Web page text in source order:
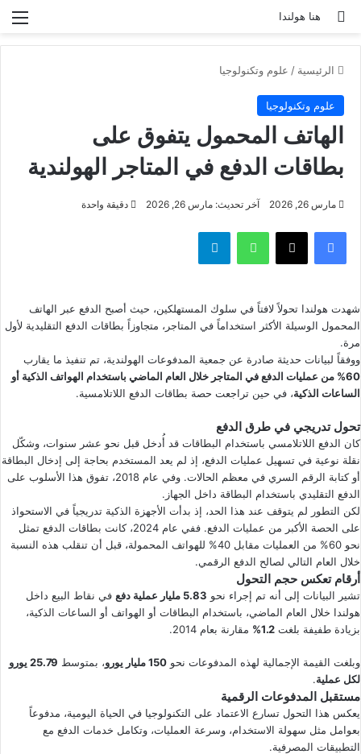
هنا هولندا
بحث عن
الرئيسية / علوم وتكنولوجيا
علوم وتكنولوجيا
الهاتف المحمول يتفوق على
بطاقات الدفع في المتاجر الهولندية
مارس 26, 2026 آخر تحديث: مارس 26, 2026 دقيقة واحدة
فيسبوك ‫X واتساب تيلقرام
شهدت هولندا تحولاً لافتاً في سلوك المستهلكين، حيث أصبح الدفع عبر الهاتف
المحمول الوسيلة الأكثر استخداماً في المتاجر، متجاوزاً بطاقات الدفع التقليدية لأول
مرة.
ووفقاً لبيانات حديثة صادرة عن جمعية المدفوعات الهولندية، تم تنفيذ ما يقارب
60% من عمليات الدفع في المتاجر خلال العام الماضي باستخدام الهواتف الذكية أو
الساعات الذكية، في حين تراجعت حصة بطاقات الدفع اللاتلامسية.
تحول تدريجي في طرق الدفع
كان الدفع اللاتلامسي باستخدام البطاقات قد أُدخل قبل نحو عشر سنوات، وشكّل
نقلة نوعية في تسهيل عمليات الدفع، إذ لم يعد المستخدم بحاجة إلى إدخال البطاقة
أو كتابة الرقم السري في معظم الحالات. وفي عام 2018، تفوق هذا الأسلوب على
الدفع التقليدي باستخدام البطاقة داخل الجهاز.
لكن التطور لم يتوقف عند هذا الحد، إذ بدأت الأجهزة الذكية تدريجياً في الاستحواذ
على الحصة الأكبر من عمليات الدفع. ففي عام 2024، كانت بطاقات الدفع تمثل
نحو 60% من العمليات مقابل 40% للهواتف المحمولة، قبل أن تنقلب هذه النسبة
خلال العام التالي لصالح الدفع الرقمي.
أرقام تعكس حجم التحول
تشير البيانات إلى أنه تم إجراء نحو 5.83 مليار عملية دفع
في نقاط البيع داخل
هولندا خلال العام الماضي، باستخدام البطاقات أو الهواتف أو الساعات الذكية،
بزيادة طفيفة بلغت 1.2% مقارنة بعام 2014.
وبلغت القيمة الإجمالية لهذه المدفوعات نحو 150 مليار يورو ، بمتوسط
25.79 يورو
لكل عملية.
مستقبل المدفوعات الرقمية
يعكس هذا التحول تسارع الاعتماد على التكنولوجيا في الحياة اليومية، مدفوعاً
بعوامل مثل سهولة الاستخدام، وسرعة العمليات، وتكامل خدمات الدفع مع
التطبيقات المصرفية.